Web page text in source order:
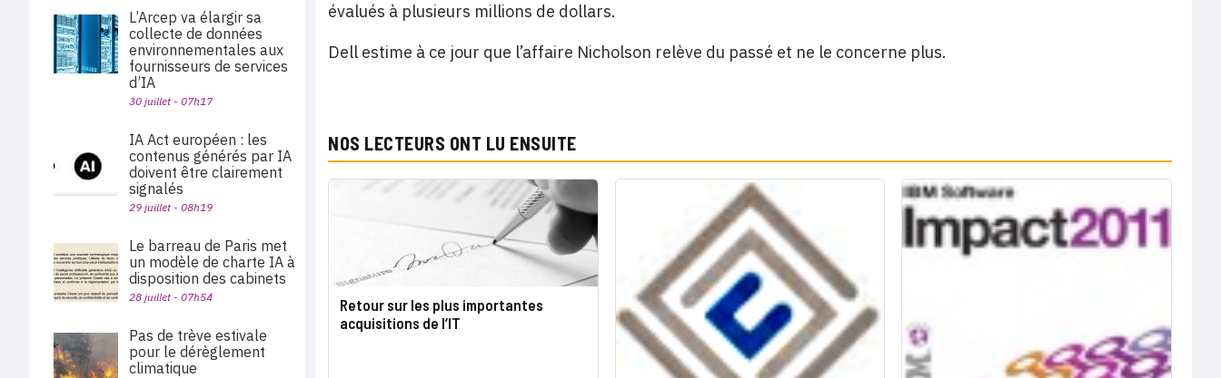
évalués à plusieurs millions de dollars.
Dell estime à ce jour que l’affaire Nicholson relève du passé et ne le concerne plus.
NOS LECTEURS ONT LU ENSUITE
Retour sur les plus importantes
acquisitions de l’IT
L’Arcep va élargir sa
collecte de données
environnementales aux
fournisseurs de services
d’IA
30 juillet - 07h17
IA Act européen : les
contenus générés par IA
doivent être clairement
signalés
29 juillet - 08h19
Le barreau de Paris met
un modèle de charte IA à
disposition des cabinets
28 juillet - 07h54
Pas de trève estivale
pour le dérèglement
climatique